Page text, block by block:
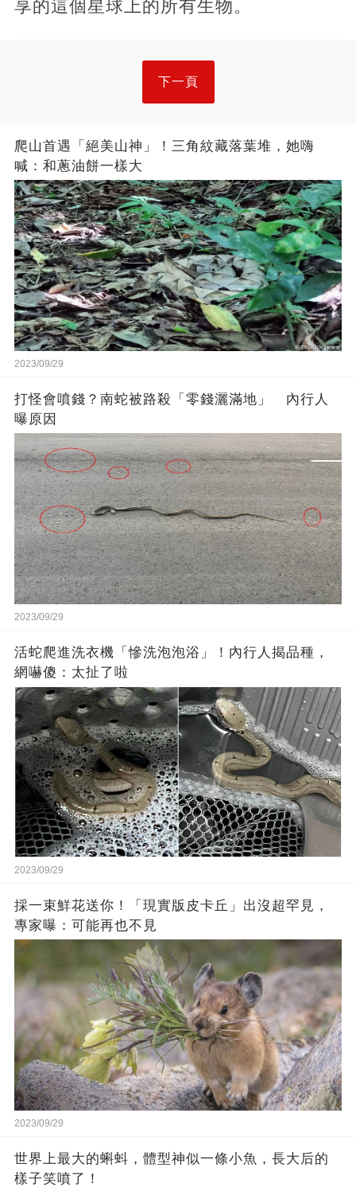
享的這個星球上的所有生物。
下一頁
爬山首遇「絕美山神」！三角紋藏落葉堆，她嗨
喊：和蔥油餅一樣大
2023/09/29
打怪會噴錢？南蛇被路殺「零錢灑滿地」 內行人
曝原因
2023/09/29
活蛇爬進洗衣機「慘洗泡泡浴」！內行人揭品種，
網嚇傻：太扯了啦
2023/09/29
採一束鮮花送你！「現實版皮卡丘」出沒超罕見，
專家曝：可能再也不見
2023/09/29
世界上最大的蝌蚪，體型神似一條小魚，長大后的
樣子笑噴了！